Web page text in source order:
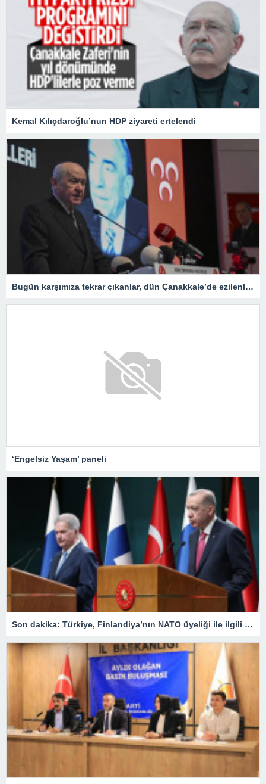
Kemal Kılıçdaroğlu’nun HDP ziyareti ertelendi
Bugün karşımıza tekrar çıkanlar, dün Çanakkale’de ezilenlerdir
‘Engelsiz Yaşam’ paneli
Son dakika: Türkiye, Finlandiya’nın NATO üyeliği ile ilgili ne karar verdi? Cumhurbaşkanı Erdoğan duyurdu: ‘Onay sürecini başlatmaya karar verdik’